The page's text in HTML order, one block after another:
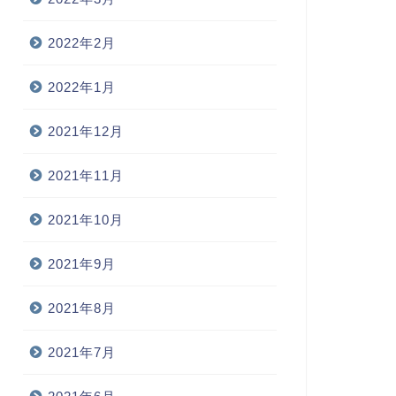
2022年2月
2022年1月
2021年12月
2021年11月
2021年10月
2021年9月
2021年8月
2021年7月